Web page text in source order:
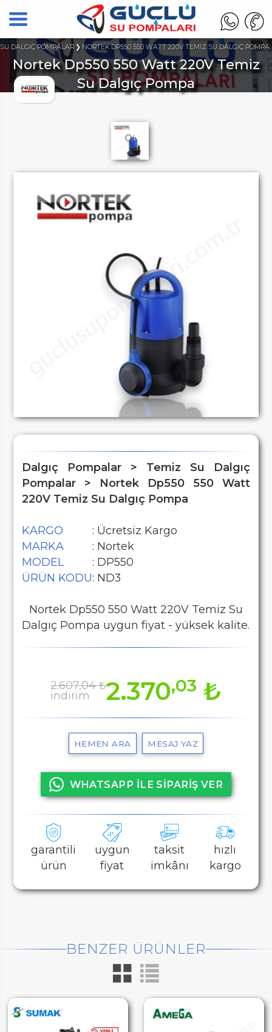
DALGIÇ POMPALAR NORTEK DP550 550 WATT 220V TEMİZ SU DALGIÇ POMPA
Nortek Dp550 550 Watt 220V Temiz
Su Dalgıç Pompa
Dalgıç Pompalar > Temiz Su Dalgıç
Pompalar > Nortek Dp550 550 Watt
220V Temiz Su Dalgıç Pompa
KARGO
: Ücretsiz Kargo
MARKA
: Nortek
MODEL
: DP550
ÜRÜN KODU: ND3
Nortek Dp550 550 Watt 220V Temiz Su
Dalgıç Pompa uygun fiyat - yüksek kalite.
2.607,04 ₺
indirim
2.370,03 ₺
HEMEN ARA MESAJ YAZ
WHATSAPP İLE SİPARİŞ VER
garantili
ürün
uygun
fiyat
taksit
imkânı
hızlı
kargo
BENZER ÜRÜNLER